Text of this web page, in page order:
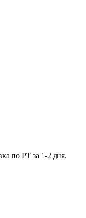
по РТ за 1-2 дня.